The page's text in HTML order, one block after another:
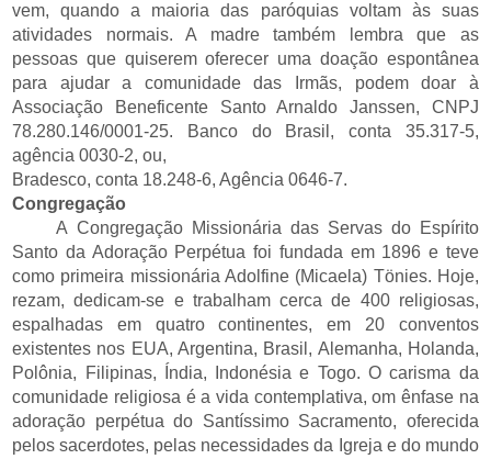
vem, quando a maioria das paróquias voltam às suas
atividades normais. A madre também lembra que as
pessoas que quiserem oferecer uma doação espontânea
para ajudar a comunidade das Irmãs, podem doar à
Associação Beneficente Santo Arnaldo Janssen, CNPJ
78.280.146/0001-25. Banco do Brasil, conta 35.317-5,
agência 0030-2, ou,
Bradesco, conta 18.248-6, Agência 0646-7.
Congregação
A Congregação Missionária das Servas do Espírito
Santo da Adoração Perpétua foi fundada em 1896 e teve
como primeira missionária Adolfine (Micaela) Tönies. Hoje,
rezam, dedicam-se e trabalham cerca de 400 religiosas,
espalhadas em quatro continentes, em 20 conventos
existentes nos EUA, Argentina, Brasil, Alemanha, Holanda,
Polônia, Filipinas, Índia, Indonésia e Togo. O carisma da
comunidade religiosa é a vida contemplativa, om ênfase na
adoração perpétua do Santíssimo Sacramento, oferecida
pelos sacerdotes, pelas necessidades da Igreja e do mundo